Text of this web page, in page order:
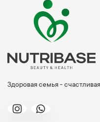
Здоровая семья -